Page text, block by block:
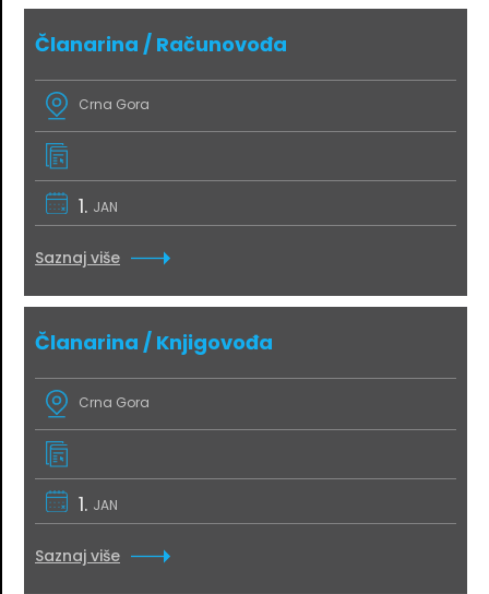
Članarina / Računovođa
Crna Gora
1. JAN
Saznaj više
Članarina / Knjigovođa
Crna Gora
1. JAN
Saznaj više